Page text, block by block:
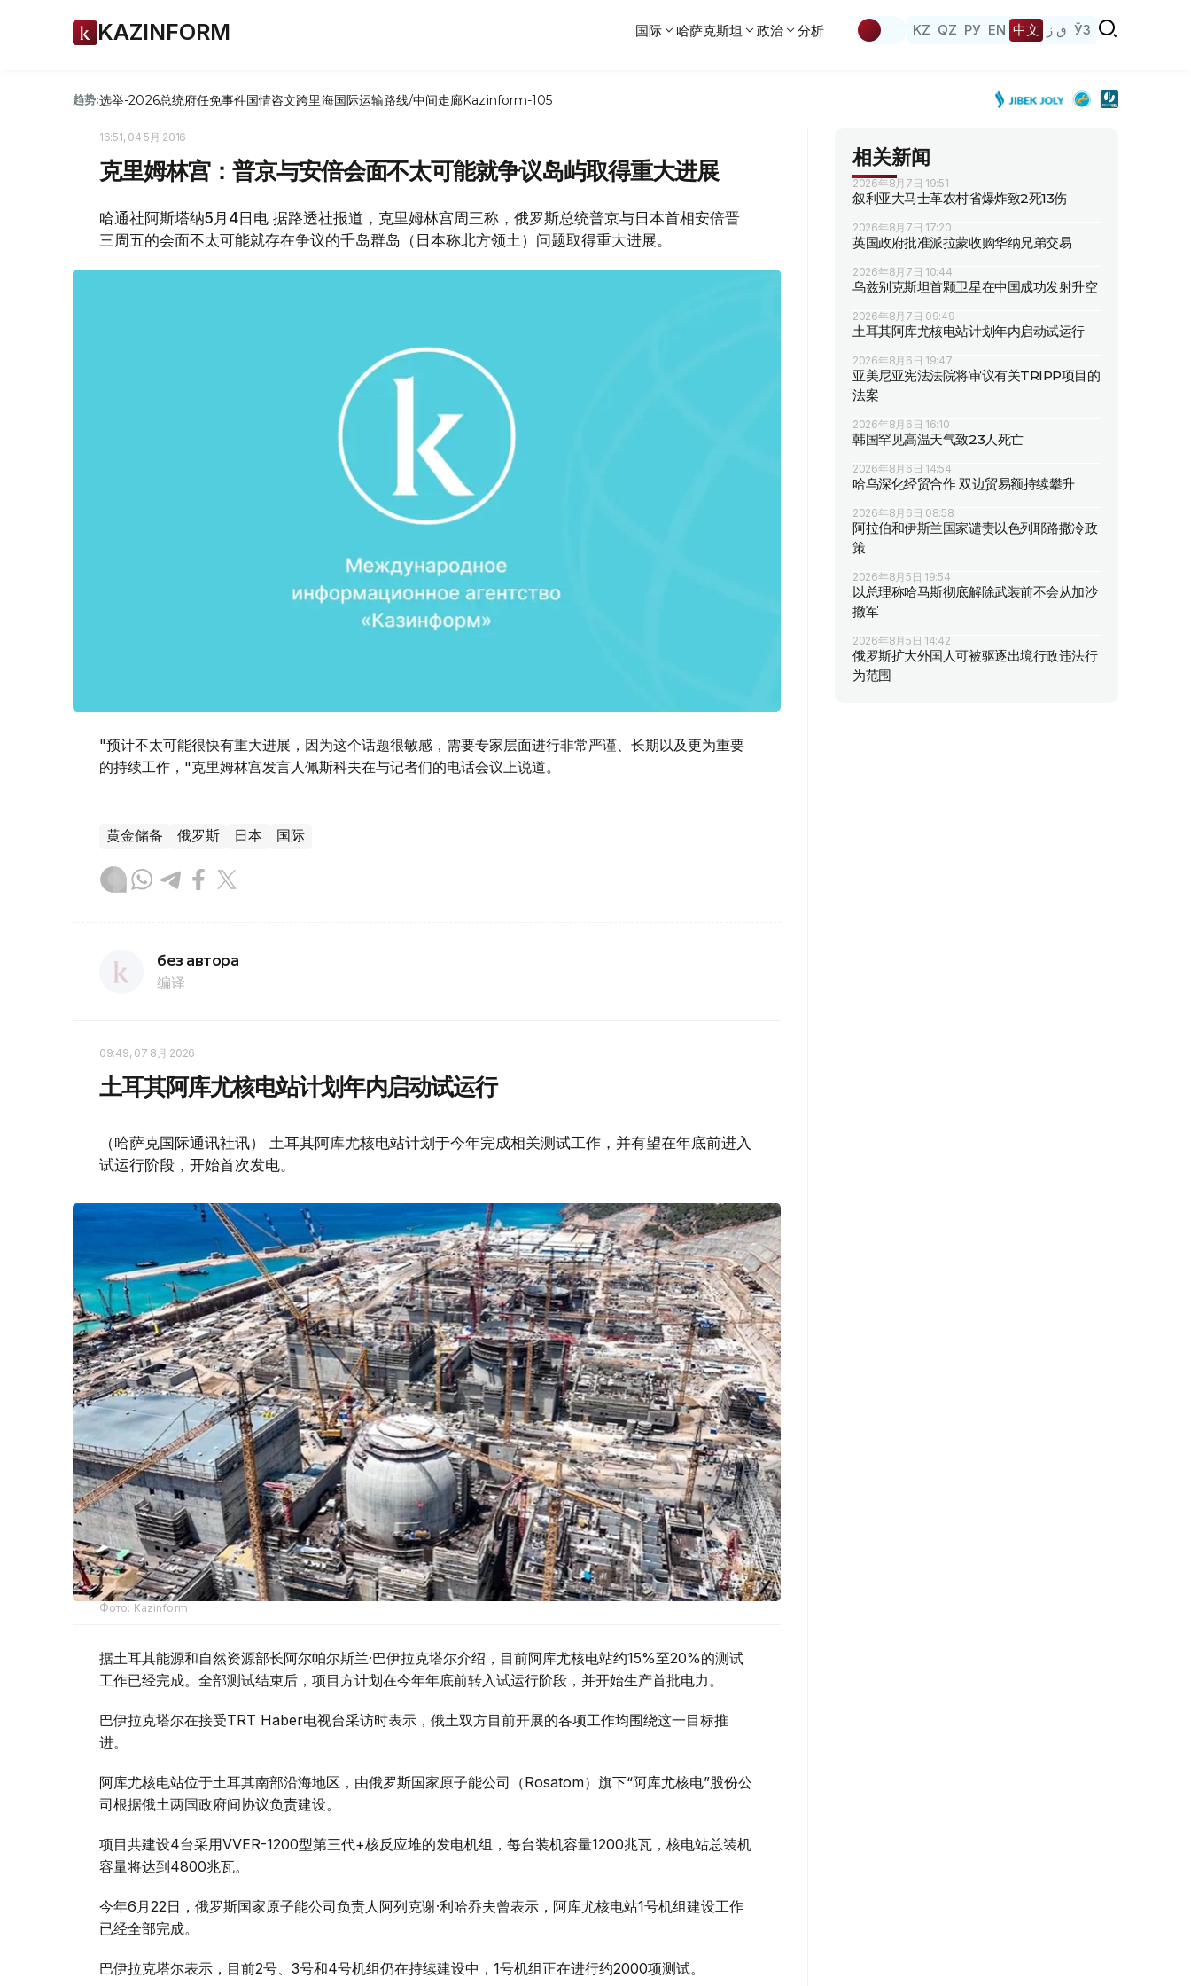
KAZINFORM 国际 哈萨克斯坦 政治 分析 KZ QZ РУ EN 中文 ق ز ЎЗ
趋势:选举-2026总统府任免事件国情咨文跨里海国际运输路线/中间走廊Kazinform-105
16:51, 04 5月 2016
克里姆林宫：普京与安倍会面不太可能就争议岛屿取得重大进展
哈通社阿斯塔纳5月4日电 据路透社报道，克里姆林宫周三称，俄罗斯总统普京与日本首相安倍晋
三周五的会面不太可能就存在争议的千岛群岛（日本称北方领土）问题取得重大进展。
"预计不太可能很快有重大进展，因为这个话题很敏感，需要专家层面进行非常严谨、长期以及更为重要
的持续工作，"克里姆林宫发言人佩斯科夫在与记者们的电话会议上说道。
黄金储备 俄罗斯 日本 国际
без автора
编译
09:49, 07 8月 2026
土耳其阿库尤核电站计划年内启动试运行
（哈萨克国际通讯社讯） 土耳其阿库尤核电站计划于今年完成相关测试工作，并有望在年底前进入
试运行阶段，开始首次发电。
Фото: Kazinform
据土耳其能源和自然资源部长阿尔帕尔斯兰·巴伊拉克塔尔介绍，目前阿库尤核电站约15%至20%的测试
工作已经完成。全部测试结束后，项目方计划在今年年底前转入试运行阶段，并开始生产首批电力。
巴伊拉克塔尔在接受TRT Haber电视台采访时表示，俄土双方目前开展的各项工作均围绕这一目标推
进。
阿库尤核电站位于土耳其南部沿海地区，由俄罗斯国家原子能公司（Rosatom）旗下“阿库尤核电”股份公
司根据俄土两国政府间协议负责建设。
项目共建设4台采用VVER-1200型第三代+核反应堆的发电机组，每台装机容量1200兆瓦，核电站总装机
容量将达到4800兆瓦。
今年6月22日，俄罗斯国家原子能公司负责人阿列克谢·利哈乔夫曾表示，阿库尤核电站1号机组建设工作
已经全部完成。
巴伊拉克塔尔表示，目前2号、3号和4号机组仍在持续建设中，1号机组正在进行约2000项测试。
相关新闻
2026年8月7日 19:51
叙利亚大马士革农村省爆炸致2死13伤
2026年8月7日 17:20
英国政府批准派拉蒙收购华纳兄弟交易
2026年8月7日 10:44
乌兹别克斯坦首颗卫星在中国成功发射升空
2026年8月7日 09:49
土耳其阿库尤核电站计划年内启动试运行
2026年8月6日 19:47
亚美尼亚宪法法院将审议有关TRIPP项目的
法案
2026年8月6日 16:10
韩国罕见高温天气致23人死亡
2026年8月6日 14:54
哈乌深化经贸合作 双边贸易额持续攀升
2026年8月6日 08:58
阿拉伯和伊斯兰国家谴责以色列耶路撒冷政
策
2026年8月5日 19:54
以总理称哈马斯彻底解除武装前不会从加沙
撤军
2026年8月5日 14:42
俄罗斯扩大外国人可被驱逐出境行政违法行
为范围